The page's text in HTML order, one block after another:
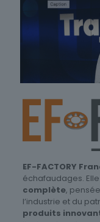
EF-FACTORY
échafaudages.
complète,
l’industrie et du
produits